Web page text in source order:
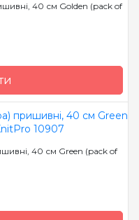
40 см Golden (pack of
40 см Green (pack of